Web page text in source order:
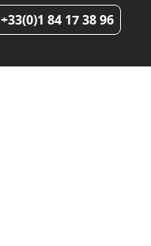
+33(0)1 84 17 38 96